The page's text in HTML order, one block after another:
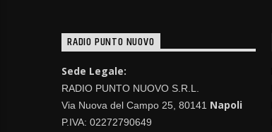
RADIO PUNTO NUOVO
Sede Legale:
RADIO PUNTO NUOVO S.R.L.
Via Nuova del Campo 25, 80141 Napoli
P.IVA: 02272790649